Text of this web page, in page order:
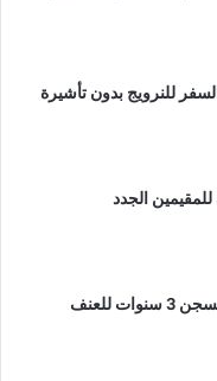
للنرويج بدون تأشيرة
الجدد
مشروع قانون جديد: السجن 3 سنوات للعنف